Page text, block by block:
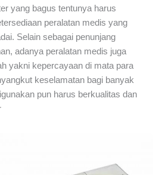
yang bagus tentunya harus
peralatan medis yang
Selain sebagai penunjang
adanya peralatan medis juga
yakni kepercayaan di mata para
keselamatan bagi banyak
pun harus berkualitas dan